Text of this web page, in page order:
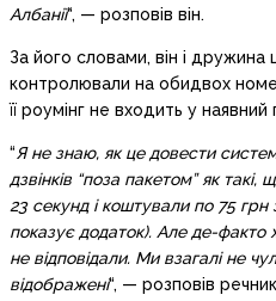
Албанії“, — розповів він.
За його словами, він і
контролювали на обидвох
її роумінг не входить у
“Я не знаю, як це довести
дзвінків “поза пакетом” як
23 секунд і коштували по 75
показує додаток). Але де-факто
не відповідали. Ми взагалі не
відображені“, — розповів